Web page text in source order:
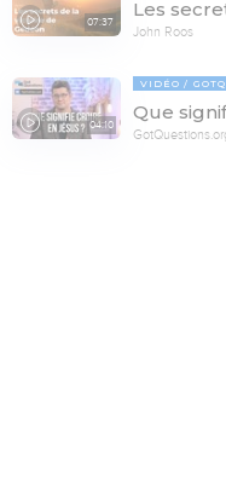
07:37
Les
John Roos
04:10
VIDÉO
Que